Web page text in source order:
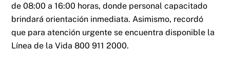
de 08:00 a 16:00 horas, donde personal capacitado
brindará orientación inmediata. Asimismo, recordó
que para atención urgente se encuentra disponible la
Línea de la Vida 800 911 2000.